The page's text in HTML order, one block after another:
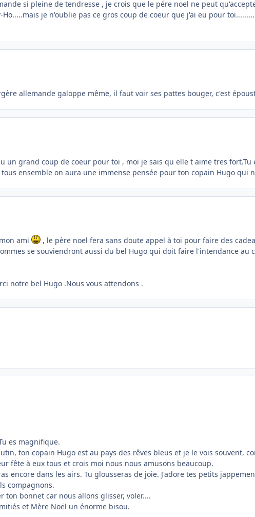
si pleine de tendresse , je crois que le pére noel ne peut
je n'oublie pas ce gros coup de coeur que j'ai eu pour toi.........
allemande galoppe même, il faut voir ses pattes bouger, c'est
un grand coup de coeur pour toi , moi je sais qu elle t aime tres
ensemble on aura une immense pensée pour ton copain Hugo qui
ami
, le père noel fera sans doute appel à toi pour faire des
se souviendront aussi du bel Hugo qui doit faire l'intendance au
notre bel Hugo .Nous vous attendons .
es magnifique.
ton copain Hugo est au pays des rêves bleus et je le vois souvent,
fête à eux tous et crois moi nous nous amusons beaucoup.
encore dans les airs. Tu glousseras de joie. J'adore tes petits
compagnons.
bonnet car nous allons glisser, voler....
et Mère Noël un énorme bisou.